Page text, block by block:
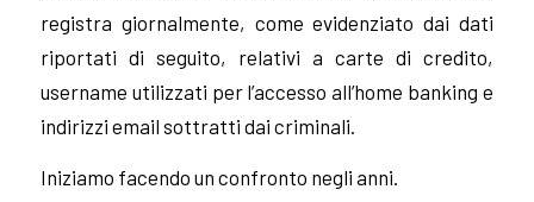
registra giornalmente, come evidenziato dai dati
riportati di seguito, relativi a carte di credito,
username utilizzati per l’accesso all’home banking e
indirizzi email sottratti dai criminali.
Iniziamo facendo un confronto negli anni.